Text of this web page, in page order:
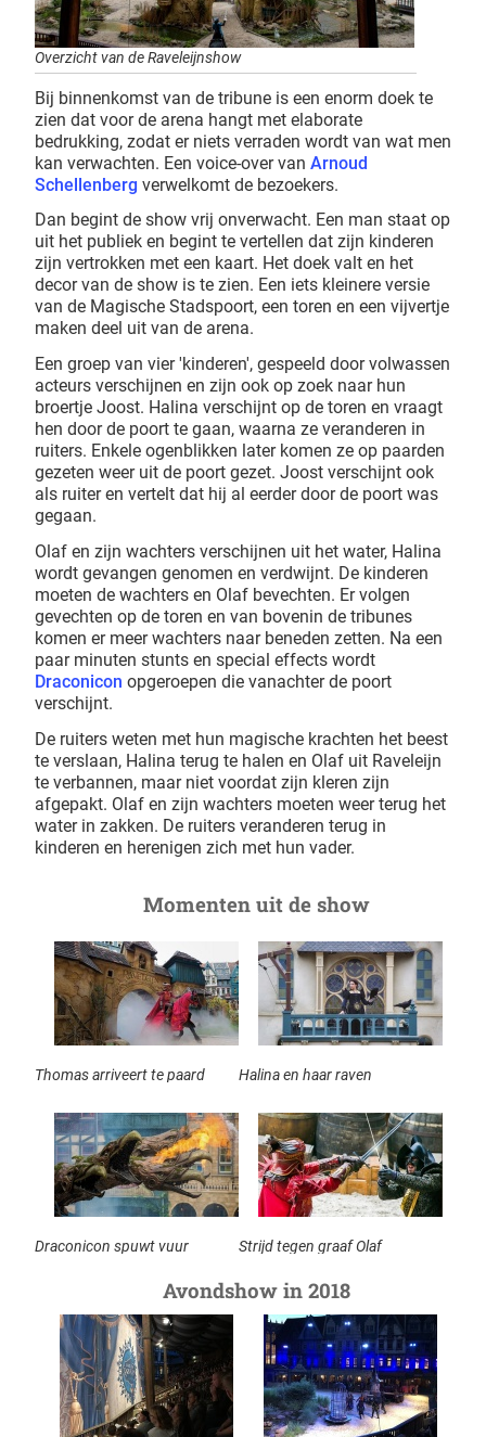
Overzicht van de Raveleijnshow
Bij binnenkomst van de tribune is een enorm doek te
zien dat voor de arena hangt met elaborate
bedrukking, zodat er niets verraden wordt van wat men
kan verwachten. Een voice-over van Arnoud
Schellenberg verwelkomt de bezoekers.
Dan begint de show vrij onverwacht. Een man staat op
uit het publiek en begint te vertellen dat zijn kinderen
zijn vertrokken met een kaart. Het doek valt en het
decor van de show is te zien. Een iets kleinere versie
van de Magische Stadspoort, een toren en een vijvertje
maken deel uit van de arena.
Een groep van vier 'kinderen', gespeeld door volwassen
acteurs verschijnen en zijn ook op zoek naar hun
broertje Joost. Halina verschijnt op de toren en vraagt
hen door de poort te gaan, waarna ze veranderen in
ruiters. Enkele ogenblikken later komen ze op paarden
gezeten weer uit de poort gezet. Joost verschijnt ook
als ruiter en vertelt dat hij al eerder door de poort was
gegaan.
Olaf en zijn wachters verschijnen uit het water, Halina
wordt gevangen genomen en verdwijnt. De kinderen
moeten de wachters en Olaf bevechten. Er volgen
gevechten op de toren en van bovenin de tribunes
komen er meer wachters naar beneden zetten. Na een
paar minuten stunts en special effects wordt
Draconicon opgeroepen die vanachter de poort
verschijnt.
De ruiters weten met hun magische krachten het beest
te verslaan, Halina terug te halen en Olaf uit Raveleijn
te verbannen, maar niet voordat zijn kleren zijn
afgepakt. Olaf en zijn wachters moeten weer terug het
water in zakken. De ruiters veranderen terug in
kinderen en herenigen zich met hun vader.
Momenten uit de show
Thomas arriveert te paard Halina en haar raven
Draconicon spuwt vuur Strijd tegen graaf Olaf
Avondshow in 2018